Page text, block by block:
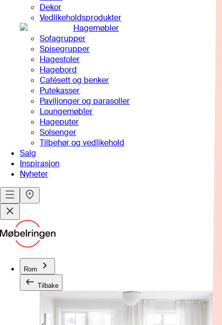
Dekor
Vedlikeholdsprodukter
Hagemøbler
Sofagrupper
Spisegrupper
Hagestoler
Hagebord
Cafésett og benker
Putekasser
Paviljonger og parasoller
Loungemøbler
Hageputer
Solsenger
Tilbehør og vedlikehold
Salg
Inspirasjon
Nyheter
Rom
Tilbake